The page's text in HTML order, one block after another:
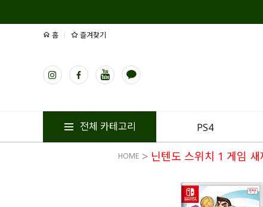
홈 즐겨찾기
전체 카테고리 PS4
HOME > 닌텐도 스위치 1 게임 새